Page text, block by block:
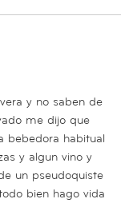
y no saben de
me dijo que
bebedora habitual
y algun vino y
un pseudoquiste
bien hago vida